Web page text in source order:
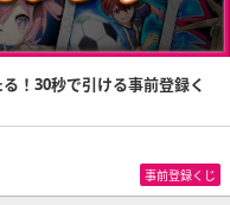
！30秒で引ける事前登録く
事前登録くじ